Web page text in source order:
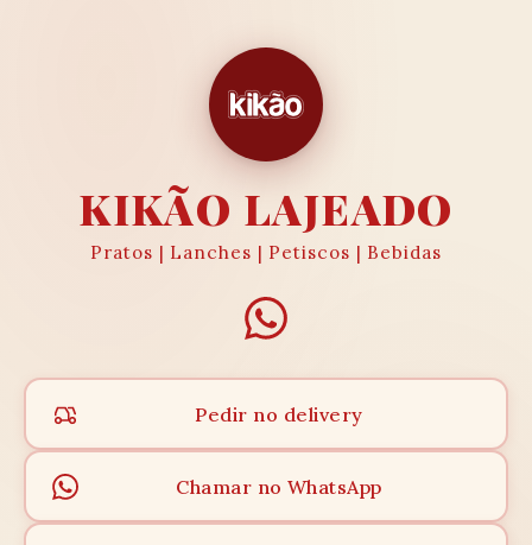
KIKÃO LAJEADO
Pratos | Lanches | Petiscos | Bebidas
Pedir no delivery
Chamar no WhatsApp